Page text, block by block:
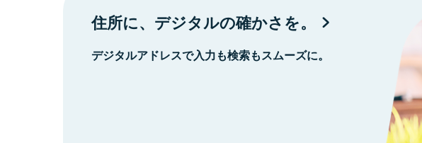
住所に、デジタルの確かさを。
デジタルアドレスで入力も検索もスムーズに。